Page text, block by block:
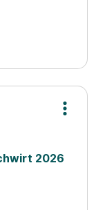
2026